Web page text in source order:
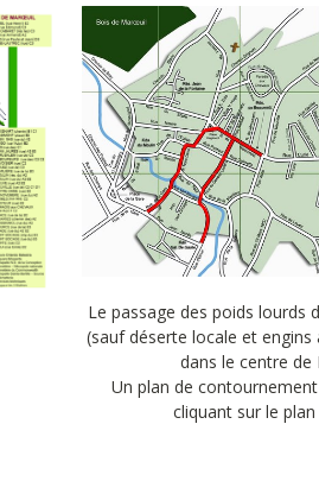
Le passage des poids lourds
(sauf déserte locale et
dans le centre
Un plan de
cliquant sur le